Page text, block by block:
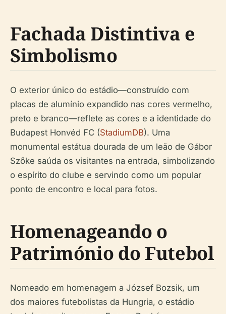
Fachada Distintiva e
Simbolismo
O exterior único do estádio—construído com
placas de alumínio expandido nas cores vermelho,
preto e branco—reflete as cores e a identidade do
Budapest Honvéd FC (StadiumDB). Uma
monumental estátua dourada de um leão de Gábor
Szőke saúda os visitantes na entrada, simbolizando
o espírito do clube e servindo como um popular
ponto de encontro e local para fotos.
Homenageando o
Património do Futebol
Nomeado em homenagem a József Bozsik, um
dos maiores futebolistas da Hungria, o estádio